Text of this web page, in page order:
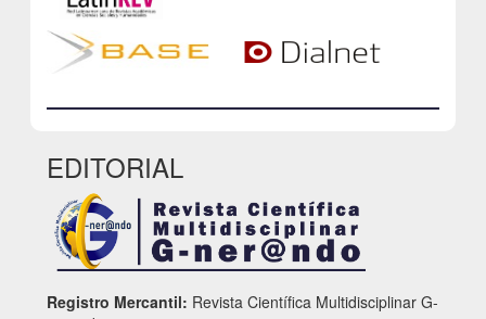
EDITORIAL
Registro Mercantil: Revista Científica Multidisciplinar G-